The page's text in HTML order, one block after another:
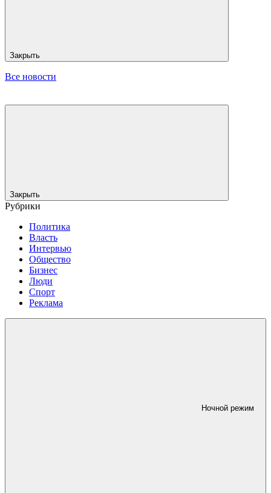
Закрыть
Все новости
Закрыть
Рубрики
Политика
Власть
Интервью
Общество
Бизнес
Люди
Спорт
Реклама
Ночной режим